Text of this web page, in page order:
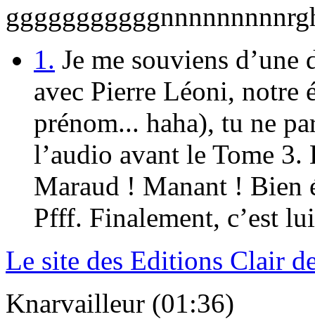
1. Je me souviens
avec Pierre Léoni, notre
prénom... haha), tu ne
l’audio avant le Tome
Maraud ! Manant ! Bien
Pfff. Finalement, c’est
Le site des Editions Clair
Knarvailleur (01:36)